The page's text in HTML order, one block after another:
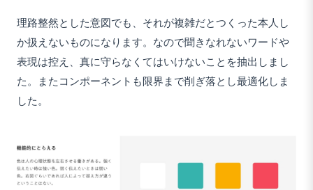
理路整然とした意図でも、それが複雑だとつくった本人し
か扱えないものになります。なので聞きなれないワードや
表現は控え、真に守らなくてはいけないことを抽出しまし
た。またコンポーネントも限界まで削ぎ落とし最適化しま
した。